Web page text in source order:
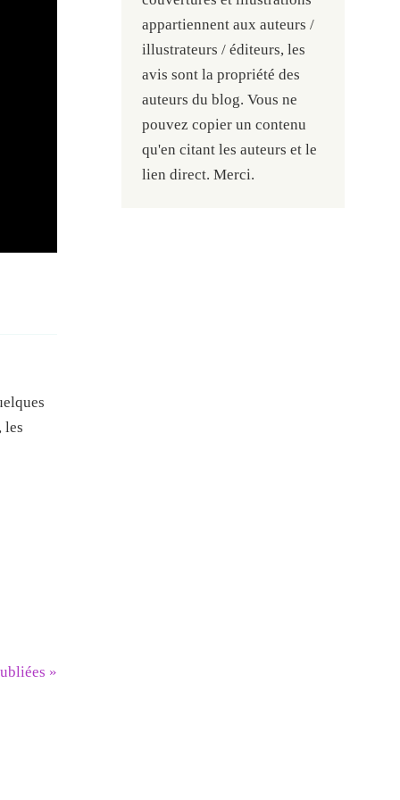
les
»
appartiennent aux auteurs /
illustrateurs / éditeurs, les
avis sont la propriété des
auteurs du blog. Vous ne
pouvez copier un contenu
qu'en citant les auteurs et le
lien direct. Merci.